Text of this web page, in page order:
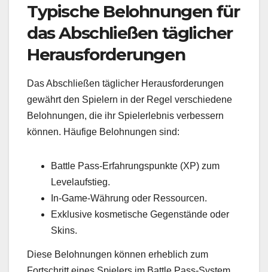
Typische Belohnungen für
das Abschließen täglicher
Herausforderungen
Das Abschließen täglicher Herausforderungen
gewährt den Spielern in der Regel verschiedene
Belohnungen, die ihr Spielerlebnis verbessern
können. Häufige Belohnungen sind:
Battle Pass-Erfahrungspunkte (XP) zum
Levelaufstieg.
In-Game-Währung oder Ressourcen.
Exklusive kosmetische Gegenstände oder
Skins.
Diese Belohnungen können erheblich zum